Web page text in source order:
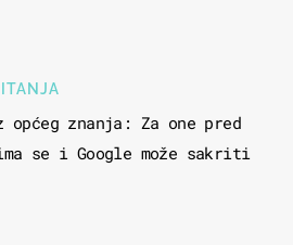
općeg znanja: Za one pred
se i Google može sakriti